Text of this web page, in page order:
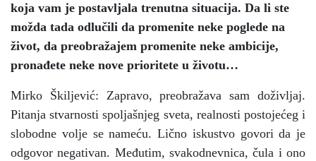
koja vam je postavljala trenutna situacija. Da li ste
možda tada odlučili da promenite neke poglede na
život, da preobražajem promenite neke ambicije,
pronađete neke nove prioritete u životu…
Mirko Škiljević: Zapravo, preobražava sam doživljaj.
Pitanja stvarnosti spoljašnjeg sveta, realnosti postojećeg i
slobodne volje se nameću. Lično iskustvo govori da je
odgovor negativan. Međutim, svakodnevnica, čula i ono